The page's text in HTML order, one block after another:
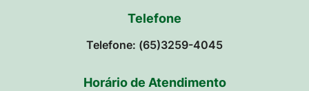
Telefone
Telefone: (65)3259-4045
Horário de Atendimento